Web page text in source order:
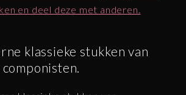
en deel deze met anderen.
klassieke stukken van